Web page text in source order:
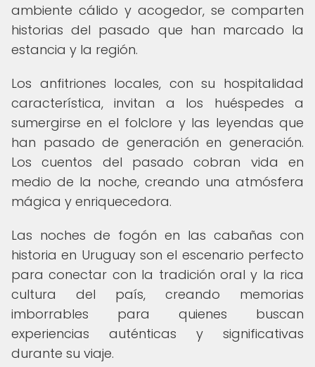
ambiente cálido y acogedor, se comparten
historias del pasado que han marcado la
estancia y la región.
Los anfitriones locales, con su hospitalidad
característica, invitan a los huéspedes a
sumergirse en el folclore y las leyendas que
han pasado de generación en generación.
Los cuentos del pasado cobran vida en
medio de la noche, creando una atmósfera
mágica y enriquecedora.
Las noches de fogón en las cabañas con
historia en Uruguay son el escenario perfecto
para conectar con la tradición oral y la rica
cultura del país, creando memorias
imborrables para quienes buscan
experiencias auténticas y significativas
durante su viaje.